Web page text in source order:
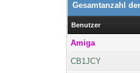
Gesamtanzahl
Benutzer
Amiga
CB1JCY